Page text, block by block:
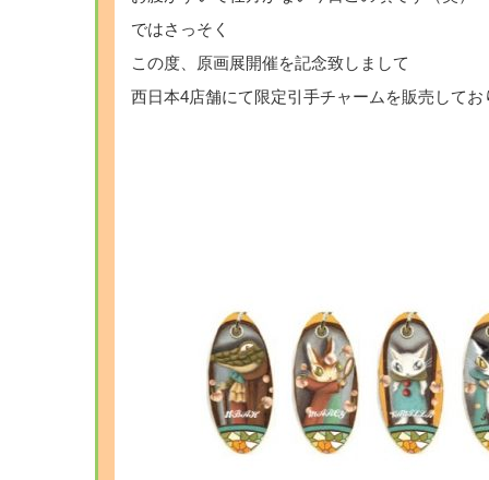
ではさっそく
この度、原画展開催を記念致しまして
西日本4店舗にて限定引手チャームを販売してお